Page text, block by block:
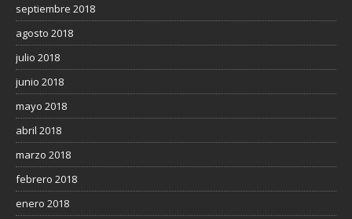
septiembre 2018
agosto 2018
julio 2018
junio 2018
mayo 2018
abril 2018
marzo 2018
febrero 2018
enero 2018